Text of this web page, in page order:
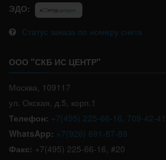
ЭДО:
Статус заказа по номеру счета
ООО "СКБ ИС ЦЕНТР"
Москва, 109117
ул. Окская, д.5, корп.1
Телефон: +7(495) 225-66-16, 709-42-41
WhatsApp: +7(926) 691-87-89
Факс: +7(495) 225-66-16, #20